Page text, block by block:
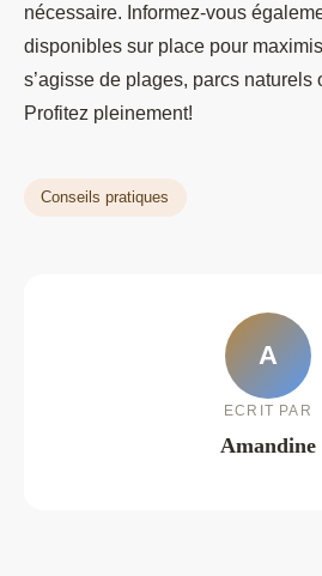
nécessaire. Informez-vous
disponibles sur place pour
s’agisse de plages, parcs naturels
Profitez pleinement!
Conseils pratiques
A
ECRIT PAR
Amandine